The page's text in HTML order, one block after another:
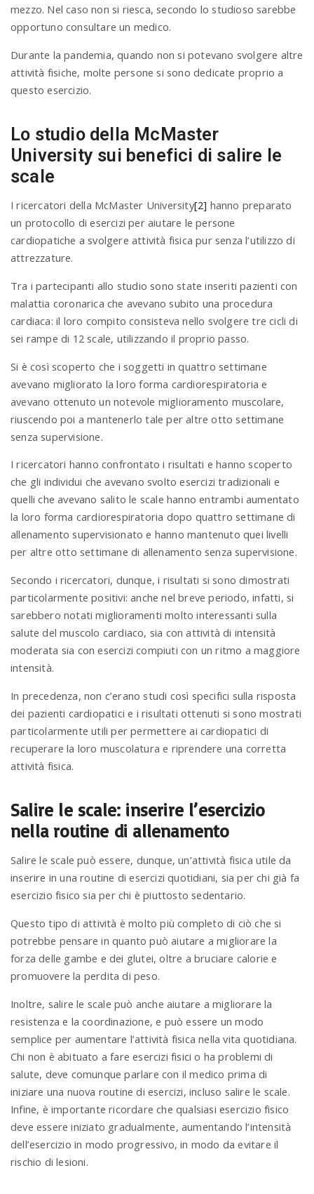
mezzo. Nel caso non si riesca, secondo lo studioso sarebbe
opportuno consultare un medico.
Durante la pandemia, quando non si potevano svolgere altre
attività fisiche, molte persone si sono dedicate proprio a
questo esercizio.
Lo studio della McMaster
University sui benefici di salire le
scale
I ricercatori della McMaster University[2] hanno preparato
un protocollo di esercizi per aiutare le persone
cardiopatiche a svolgere attività fisica pur senza l’utilizzo di
attrezzature.
Tra i partecipanti allo studio sono state inseriti pazienti con
malattia coronarica che avevano subito una procedura
cardiaca: il loro compito consisteva nello svolgere tre cicli di
sei rampe di 12 scale, utilizzando il proprio passo.
Si è così scoperto che i soggetti in quattro settimane
avevano migliorato la loro forma cardiorespiratoria e
avevano ottenuto un notevole miglioramento muscolare,
riuscendo poi a mantenerlo tale per altre otto settimane
senza supervisione.
I ricercatori hanno confrontato i risultati e hanno scoperto
che gli individui che avevano svolto esercizi tradizionali e
quelli che avevano salito le scale hanno entrambi aumentato
la loro forma cardiorespiratoria dopo quattro settimane di
allenamento supervisionato e hanno mantenuto quei livelli
per altre otto settimane di allenamento senza supervisione.
Secondo i ricercatori, dunque, i risultati si sono dimostrati
particolarmente positivi: anche nel breve periodo, infatti, si
sarebbero notati miglioramenti molto interessanti sulla
salute del muscolo cardiaco, sia con attività di intensità
moderata sia con esercizi compiuti con un ritmo a maggiore
intensità.
In precedenza, non c’erano studi così specifici sulla risposta
dei pazienti cardiopatici e i risultati ottenuti si sono mostrati
particolarmente utili per permettere ai cardiopatici di
recuperare la loro muscolatura e riprendere una corretta
attività fisica.
Salire le scale: inserire l’esercizio
nella routine di allenamento
Salire le scale può essere, dunque, un’attività fisica utile da
inserire in una routine di esercizi quotidiani, sia per chi già fa
esercizio fisico sia per chi è piuttosto sedentario.
Questo tipo di attività è molto più completo di ciò che si
potrebbe pensare in quanto può aiutare a migliorare la
forza delle gambe e dei glutei, oltre a bruciare calorie e
promuovere la perdita di peso.
Inoltre, salire le scale può anche aiutare a migliorare la
resistenza e la coordinazione, e può essere un modo
semplice per aumentare l’attività fisica nella vita quotidiana.
Chi non è abituato a fare esercizi fisici o ha problemi di
salute, deve comunque parlare con il medico prima di
iniziare una nuova routine di esercizi, incluso salire le scale.
Infine, è importante ricordare che qualsiasi esercizio fisico
deve essere iniziato gradualmente, aumentando l’intensità
dell’esercizio in modo progressivo, in modo da evitare il
rischio di lesioni.